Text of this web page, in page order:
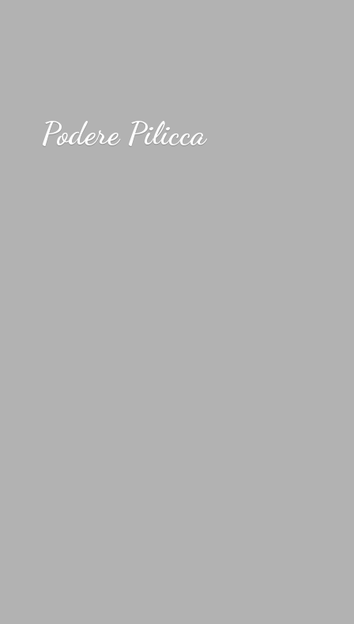
Podere Pilicca